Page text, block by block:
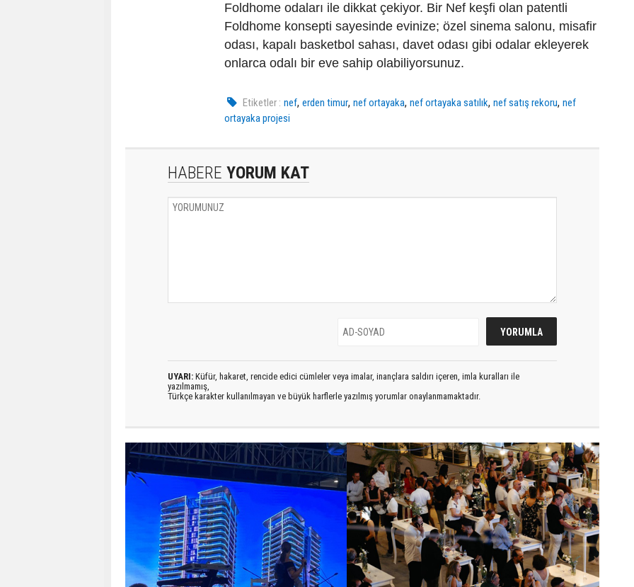
Foldhome odaları ile dikkat çekiyor. Bir Nef keşfi olan patentli
Foldhome konsepti sayesinde evinize; özel sinema salonu, misafir
odası, kapalı basketbol sahası, davet odası gibi odalar ekleyerek
onlarca odalı bir eve sahip olabiliyorsunuz.
Etiketler : nef,erden timur,nef ortayaka,nef ortayaka satılık,nef satış rekoru,nef
ortayaka projesi
HABERE YORUM KAT
UYARI: Küfür, hakaret, rencide edici cümleler veya imalar, inançlara saldırı içeren, imla kuralları ile
yazılmamış,
Türkçe karakter kullanılmayan ve büyük harflerle yazılmış yorumlar onaylanmamaktadır.